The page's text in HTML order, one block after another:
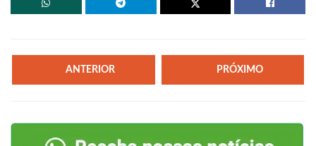
ANTERIOR PRÓXIMO